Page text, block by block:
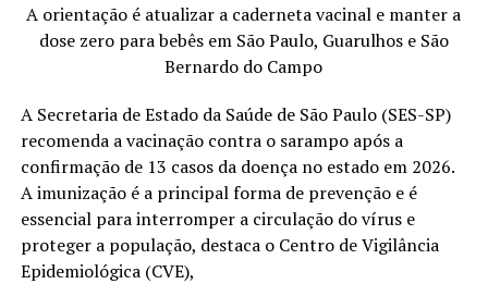
A orientação é atualizar a caderneta vacinal e manter a
dose zero para bebês em São Paulo, Guarulhos e São
Bernardo do Campo
A Secretaria de Estado da Saúde de São Paulo (SES-SP)
recomenda a vacinação contra o sarampo após a
confirmação de 13 casos da doença no estado em 2026.
A imunização é a principal forma de prevenção e é
essencial para interromper a circulação do vírus e
proteger a população, destaca o Centro de Vigilância
Epidemiológica (CVE),